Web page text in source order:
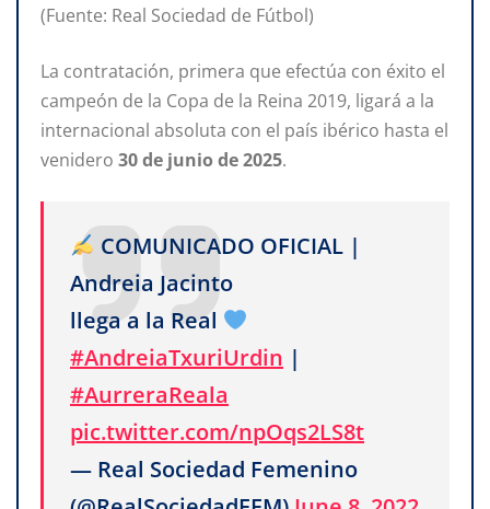
(Fuente: Real Sociedad de Fútbol)
La contratación, primera que efectúa con éxito el
campeón de la Copa de la Reina 2019, ligará a la
internacional absoluta con el país ibérico hasta el
venidero 30 de junio de 2025.
COMUNICADO OFICIAL |
Andreia Jacinto
llega a la Real
#AndreiaTxuriUrdin |
#AurreraReala
pic.twitter.com/npOqs2LS8t
— Real Sociedad Femenino